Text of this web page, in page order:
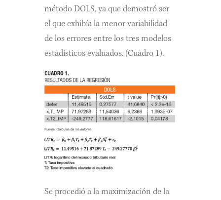
método DOLS, ya que demostró ser
el que exhibía la menor variabilidad
de los errores entre los tres modelos
estadísticos evaluados. (Cuadro 1).
Se procedió a la maximización de la